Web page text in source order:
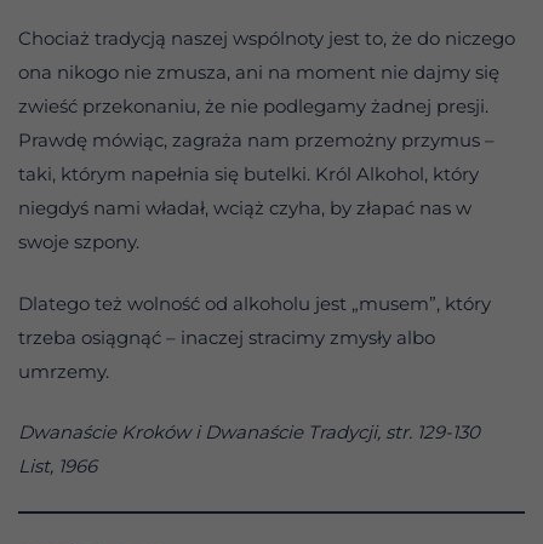
Chociaż tradycją naszej wspólnoty jest to, że do niczego
ona nikogo nie zmusza, ani na moment nie dajmy się
zwieść przekonaniu, że nie podlegamy żadnej presji.
Prawdę mówiąc, zagraża nam przemożny przymus –
taki, którym napełnia się butelki. Król Alkohol, który
niegdyś nami władał, wciąż czyha, by złapać nas w
swoje szpony.
Dlatego też wolność od alkoholu jest „musem”, który
trzeba osiągnąć – inaczej stracimy zmysły albo
umrzemy.
Dwanaście Kroków i Dwanaście Tradycji, str. 129-130
List, 1966